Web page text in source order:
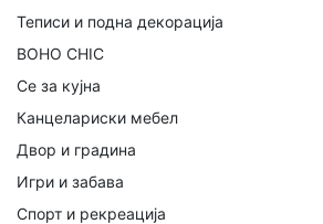
Теписи и подна декорација
BOHO CHIC
Се за кујна
Канцелариски мебел
Двор и градина
Игри и забава
Спорт и рекреација